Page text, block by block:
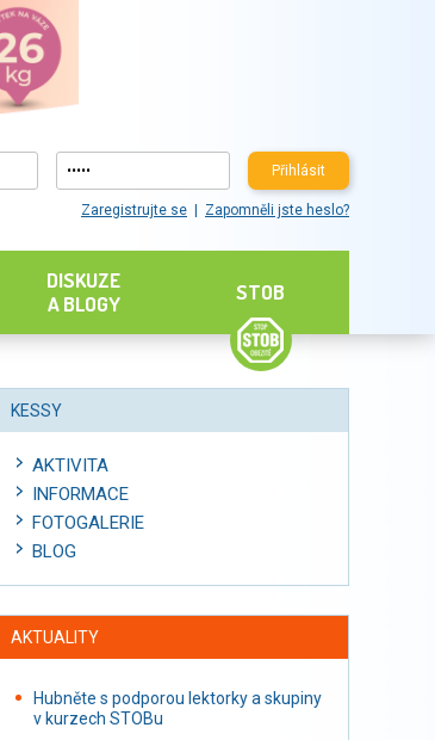
Přihlásit
Zaregistrujte se Zapomněli jste heslo?
DISKUZE
A BLOGY
STOB
KESSY
AKTIVITA
INFORMACE
FOTOGALERIE
BLOG
AKTUALITY
Hubněte s podporou lektorky a skupiny
v kurzech STOBu